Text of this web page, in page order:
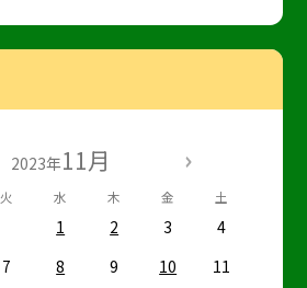
2023年11月
火 水 木 金 土
1 2 3
4
7 8 9 10
11